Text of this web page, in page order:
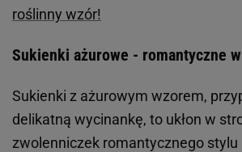
roślinny wzór!
Sukienki ażurowe - romantyczne
Sukienki z ażurowym wzorem,
delikatną wycinankę, to ukłon w
zwolenniczek romantycznego stylu